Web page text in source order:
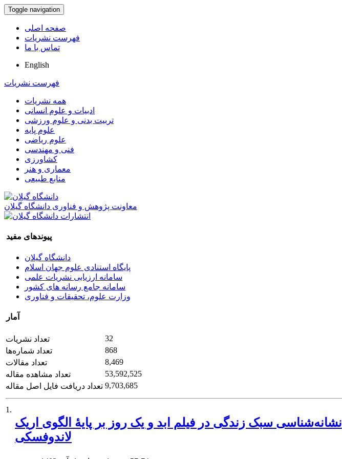
Toggle navigation
صفحه اصلی
فهرست نشریات
تماس با ما
English
فهرست نشریات
همه نشریات
ادبیات و علوم انسانی
تربیت بدنی و علوم ورزشی
علوم پایه
علوم ریاضی
فنی و مهندسی
کشاورزی
معماری و هنر
منابع طبیعی
معاونت پژوهش و فناوری دانشگاه گیلان
پیوندهای مفید
دانشگاه گیلان
پایگاه استنادی علوم جهان اسلام
سامانه ارزیابی نشریات علمی
سامانه جامع رسانه های کشور
وزارت علوم، تحقیقات و فناوری
آمار
تعداد نشریات
32
تعداد شماره‌ها
868
تعداد مقالات
8,469
تعداد مشاهده مقاله
53,592,525
تعداد دریافت فایل اصل مقاله 9,703,685
1.
نشانه‌شناسی سبک زندگی در فیلم ابد و یک روز بر پایۀ الگوی اریک
لاندوفسکی